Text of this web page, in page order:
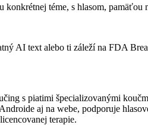
konkrétnej téme, s hlasom,
AI text alebo ti záleží na FDA
s piatimi špecializovanými
aj na webe, podporuje
terapie.